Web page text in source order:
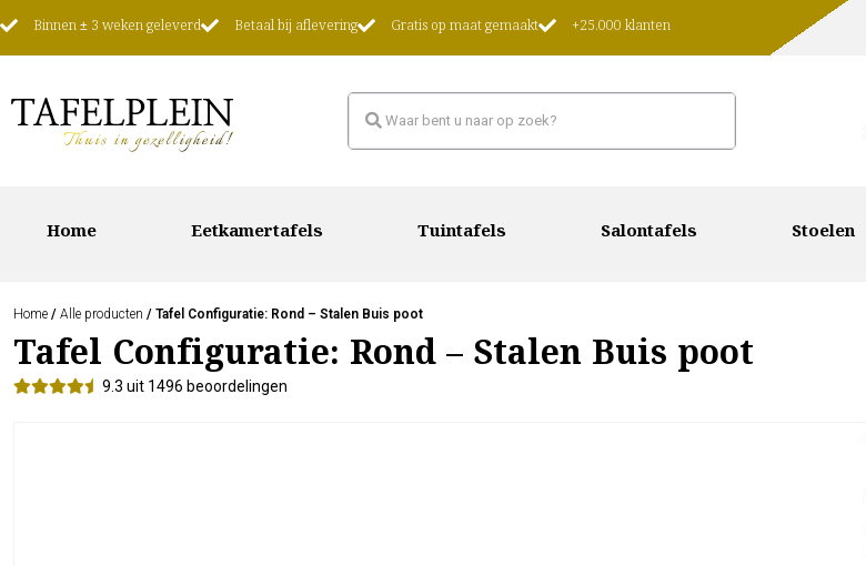
Binnen ± 3 weken geleverd Betaal bij aflevering Gratis op maat gemaakt +25.000 klanten
Home Eetkamertafels Tuintafels Salontafels Stoelen
Home / Alle producten / Tafel Configuratie: Rond – Stalen Buis poot
Tafel Configuratie: Rond – Stalen Buis poot
9.3 uit 1496 beoordelingen